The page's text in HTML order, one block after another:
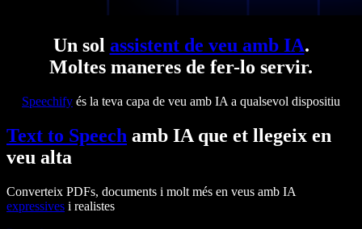
Un sol assistent de veu amb IA.
Moltes maneres de fer-lo servir.
Speechify és la teva capa de veu amb IA a qualsevol dispositiu
Text to Speech amb IA que et llegeix en
veu alta
Converteix PDFs, documents i molt més en veus amb IA
expressives i realistes